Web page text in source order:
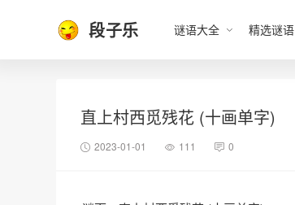
段子乐 谜语大全 精选谜语
直上村西觅残花 (十画单字)
2023-01-01 111 0